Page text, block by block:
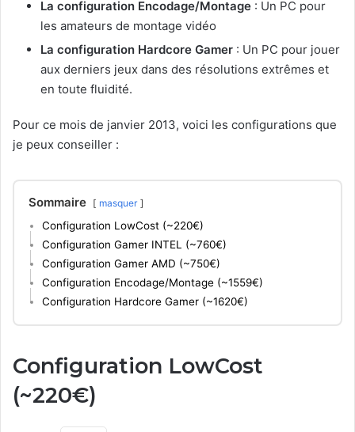
La configuration Encodage/Montage : Un PC pour
les amateurs de montage vidéo
La configuration Hardcore Gamer : Un PC pour jouer
aux derniers jeux dans des résolutions extrêmes et
en toute fluidité.
Pour ce mois de janvier 2013, voici les configurations que
je peux conseiller :
Sommaire masquer
Configuration LowCost (~220€)
Configuration Gamer INTEL (~760€)
Configuration Gamer AMD (~750€)
Configuration Encodage/Montage (~1559€)
Configuration Hardcore Gamer (~1620€)
Configuration LowCost
(~220€)